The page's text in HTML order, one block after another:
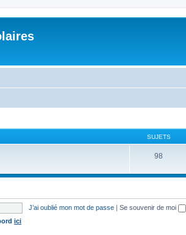
SUJETS
98
J’ai oublié mon mot de passe | Se souvenir de moi
ici